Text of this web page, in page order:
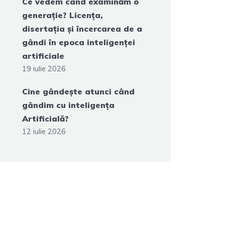
generație? Licența,
disertația și încercarea de a
gândi în epoca inteligenței
artificiale
19 iulie 2026
Cine gândește atunci când
gândim cu inteligența
Artificială?
12 iulie 2026